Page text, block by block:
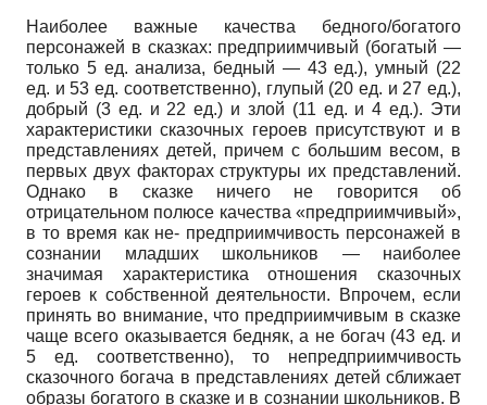
Наиболее важные качества бедного/богатого
персонажей в сказках: предприимчивый (богатый —
только 5 ед. анализа, бедный — 43 ед.), умный (22
ед. и 53 ед. соответственно), глупый (20 ед. и 27 ед.),
добрый (3 ед. и 22 ед.) и злой (11 ед. и 4 ед.). Эти
характеристики сказочных героев присутствуют и в
представлениях детей, причем с большим весом, в
первых двух факторах структуры их представлений.
Однако в сказке ничего не говорится об
отрицательном полюсе качества «предприимчивый»,
в то время как не- предприимчивость персонажей в
сознании младших школьников — наиболее
значимая характеристика отношения сказочных
героев к собственной деятельности. Впрочем, если
принять во внимание, что предприимчивым в сказке
чаще всего оказывается бедняк, а не богач (43 ед. и
5 ед. соответственно), то непредприимчивость
сказочного богача в представлениях детей сближает
образы богатого в сказке и в сознании школьников. В